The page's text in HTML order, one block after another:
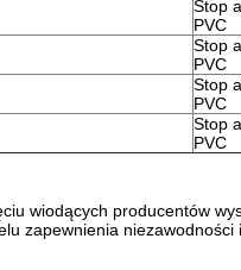
Stop
PVC
Stop
PVC
Stop
PVC
Stop
PVC
wiodących producentów
zapewnienia niezawodności